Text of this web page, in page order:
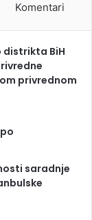
Komentari
distrikta BiH
privrednom
saradnje